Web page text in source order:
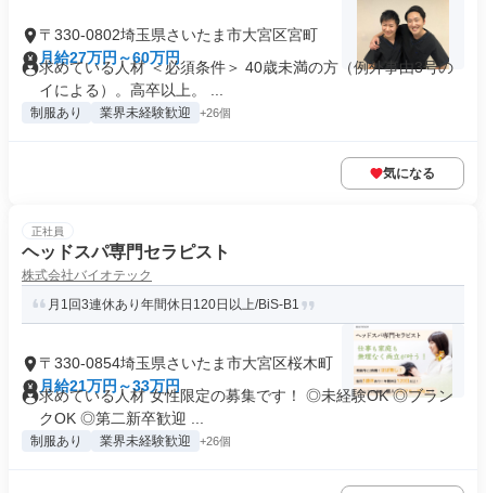
〒330-0802埼玉県さいたま市大宮区宮町
月給27万円～60万円
求めている人材 ＜必須条件＞ 40歳未満の方（例外事由3号の
イによる）。高卒以上。 ...
制服あり 業界未経験歓迎 +26個
気になる
正社員
ヘッドスパ専門セラピスト
株式会社バイオテック
月1回3連休あり年間休日120日以上/BiS-B1
〒330-0854埼玉県さいたま市大宮区桜木町
月給21万円～33万円
求めている人材 女性限定の募集です！ ◎未経験OK ◎ブラン
クOK ◎第二新卒歓迎 ...
制服あり 業界未経験歓迎 +26個